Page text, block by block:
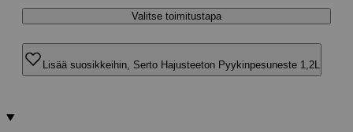
Valitse toimitustapa
Lisää suosikkeihin, Serto Hajusteeton Pyykinpesuneste 1,2L